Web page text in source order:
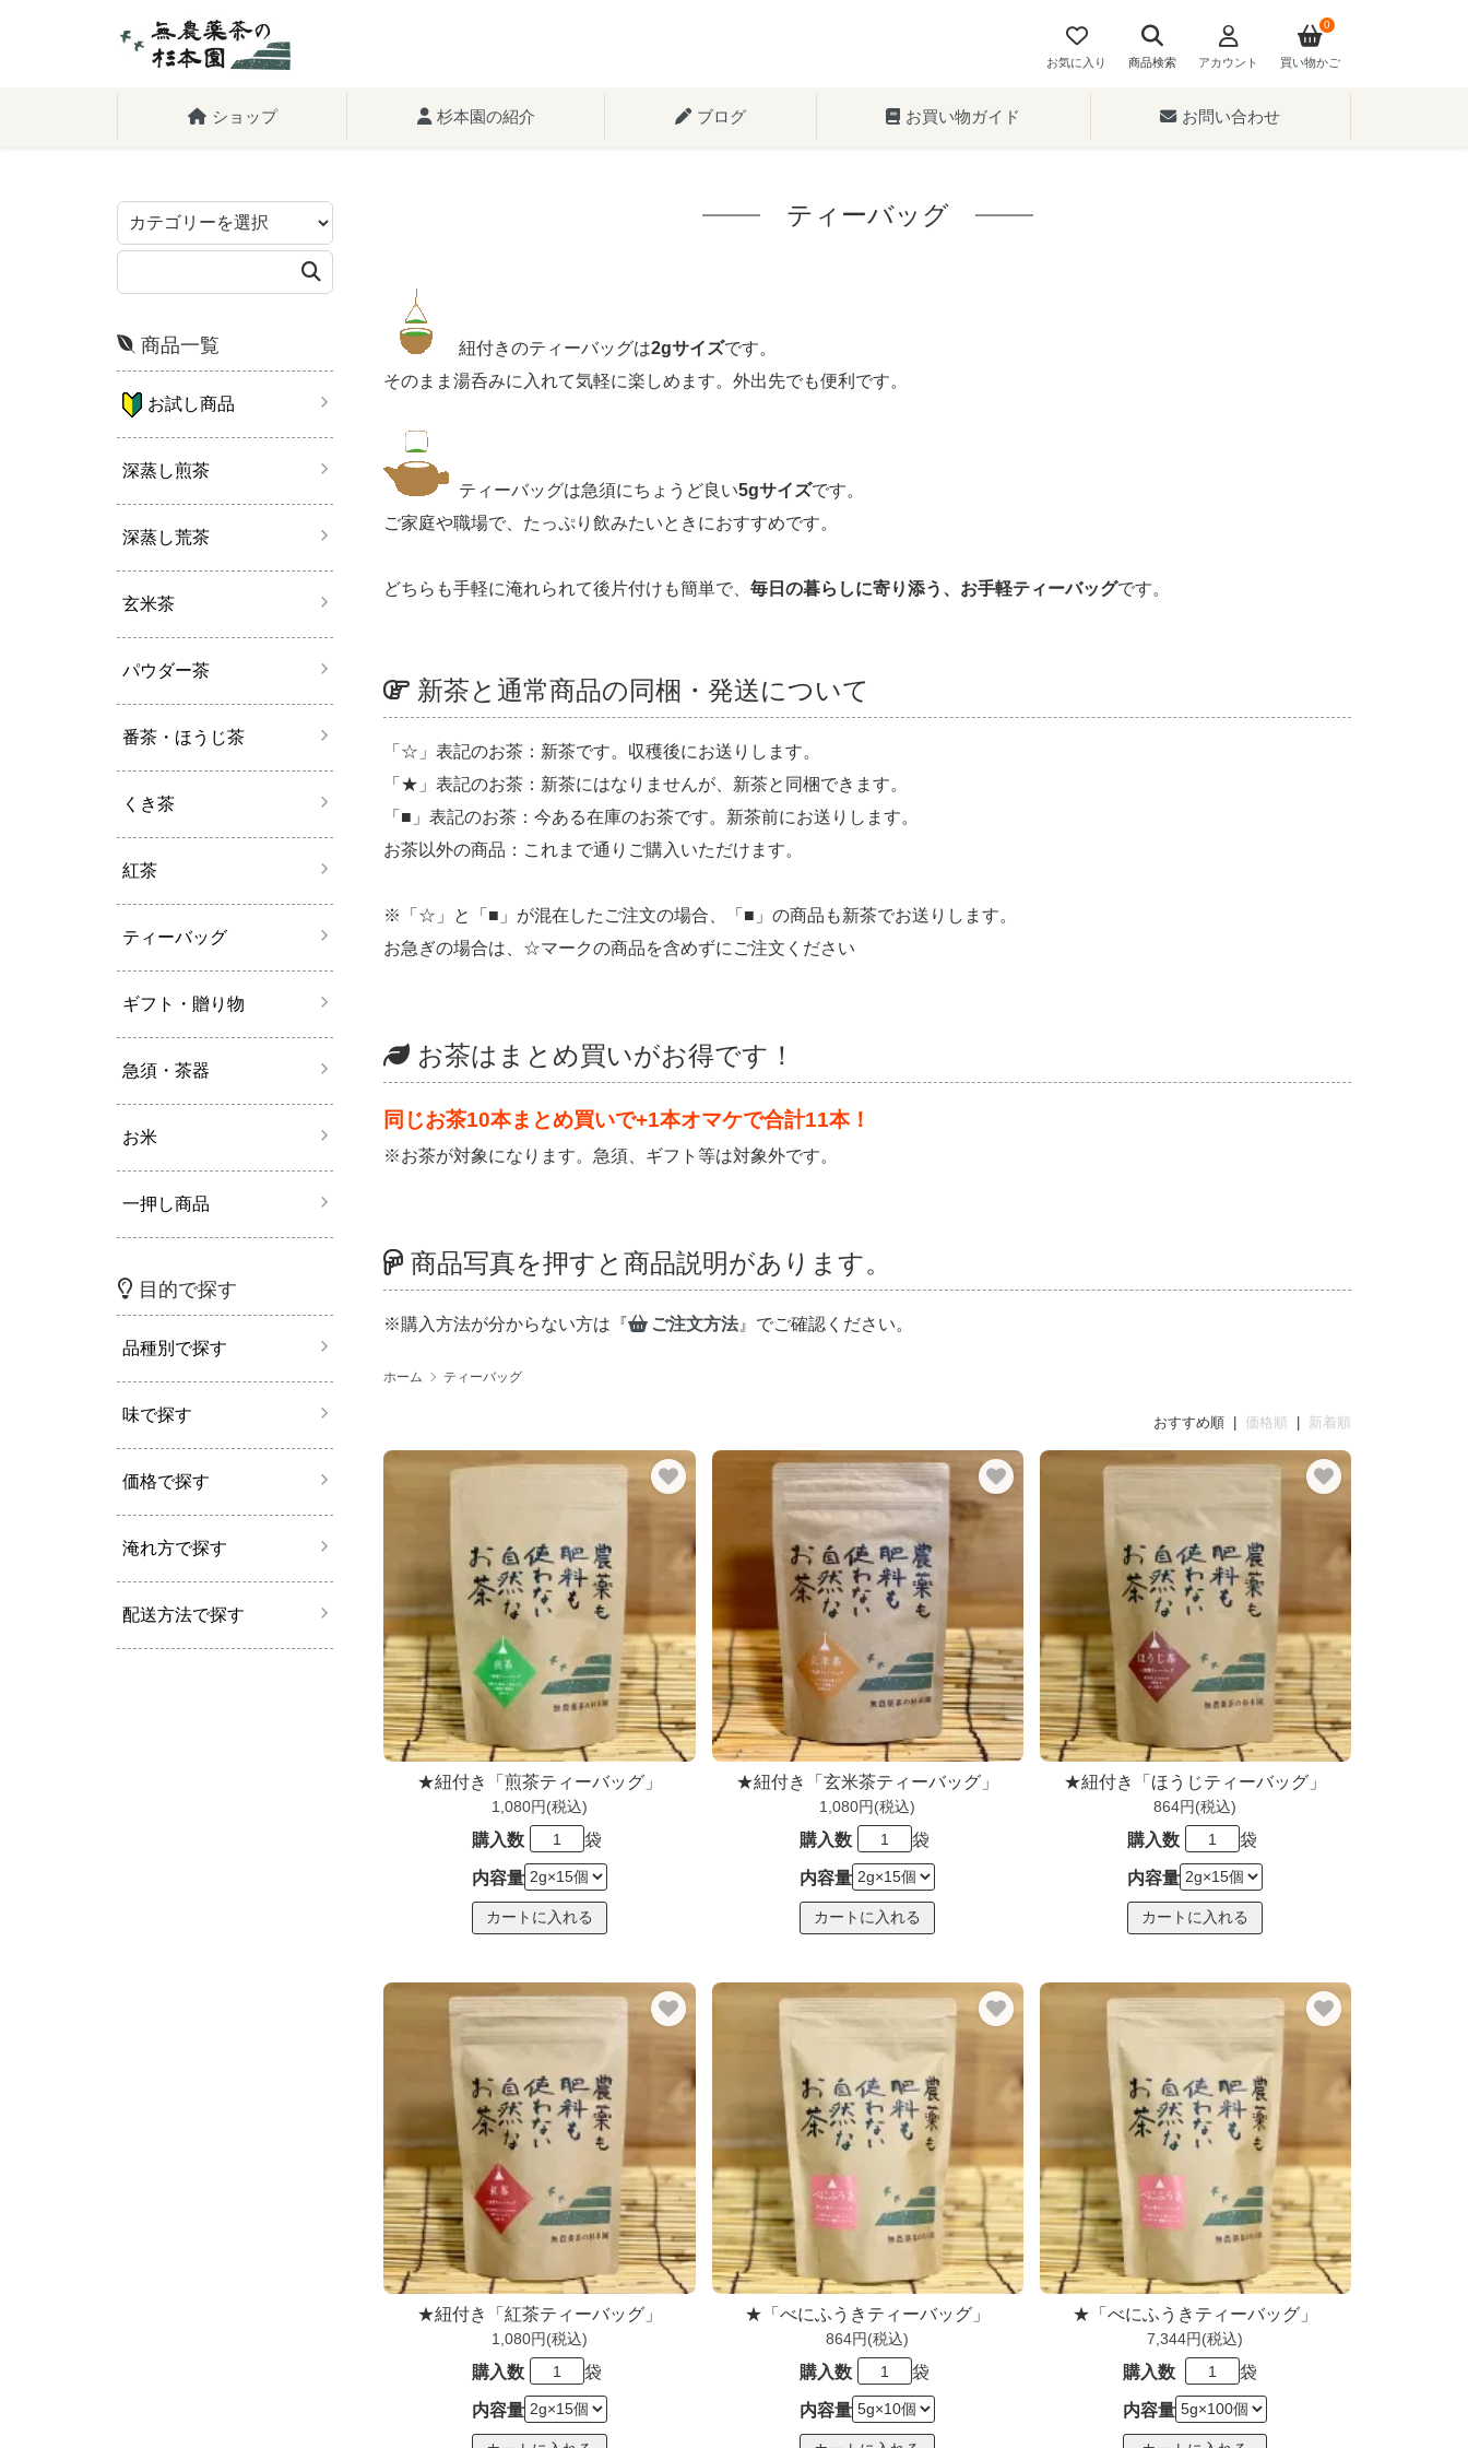
お気に入り 商品検索 アカウント 買い物かご
0
ショップ 杉本園の紹介 ブログ お買い物ガイド お問い合わせ
ティーバッグ
紐付きのティーバッグは2gサイズです。
そのまま湯呑みに入れて気軽に楽しめます。外出先でも便利です。
ティーバッグは急須にちょうど良い5gサイズです。
ご家庭や職場で、たっぷり飲みたいときにおすすめです。
どちらも手軽に淹れられて後片付けも簡単で、毎日の暮らしに寄り添う、お手軽ティーバッグです。
新茶と通常商品の同梱・発送について
「☆」表記のお茶：新茶です。収穫後にお送りします。
「★」表記のお茶：新茶にはなりませんが、新茶と同梱できます。
「■」表記のお茶：今ある在庫のお茶です。新茶前にお送りします。
お茶以外の商品：これまで通りご購入いただけます。
※「☆」と「■」が混在したご注文の場合、「■」の商品も新茶でお送りします。
お急ぎの場合は、☆マークの商品を含めずにご注文ください
お茶はまとめ買いがお得です！
同じお茶10本まとめ買いで+1本オマケで合計11本！
※お茶が対象になります。急須、ギフト等は対象外です。
商品写真を押すと商品説明があります。
※購入方法が分からない方は『 ご注文方法 』でご確認ください。
ホーム ティーバッグ
おすすめ順 | 価格順 新着順
★紐付き「煎茶ティーバッグ」
1,080円(税込)
購入数 袋
内容量
★紐付き「玄米茶ティーバッグ」
1,080円(税込)
購入数 袋
内容量
★紐付き「ほうじティーバッグ」
864円(税込)
購入数 袋
内容量
★紐付き「紅茶ティーバッグ」
1,080円(税込)
購入数 袋
内容量
★「べにふうきティーバッグ」
864円(税込)
購入数 袋
内容量
★「べにふうきティーバッグ」
7,344円(税込)
購入数 袋
内容量
商品一覧
お試し商品
深蒸し煎茶
深蒸し荒茶
玄米茶
パウダー茶
番茶・ほうじ茶
くき茶
紅茶
ティーバッグ
ギフト・贈り物
急須・茶器
お米
一押し商品
目的で探す
品種別で探す
味で探す
価格で探す
淹れ方で探す
配送方法で探す